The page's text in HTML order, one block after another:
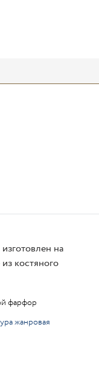
на
костяного
фарфор
жанровая